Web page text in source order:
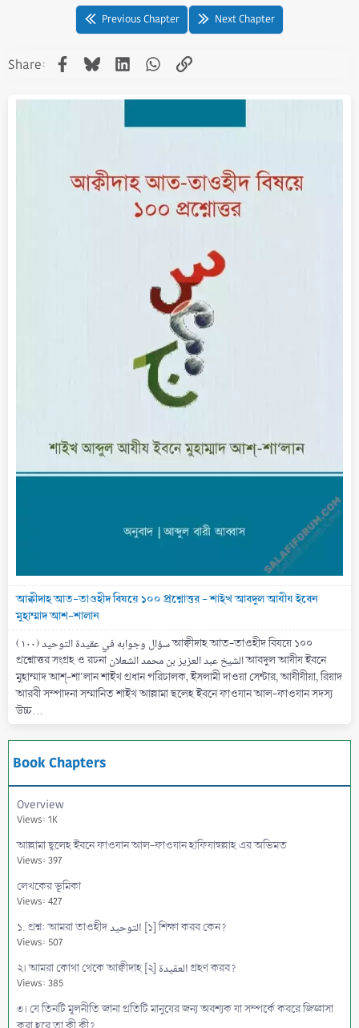
Previous Chapter Next Chapter
Share: Facebook
BlueskyLinkedInWhatsApp
Link
আক্বীদাহ আত-তাওহীদ বিষয়ে ১০০ প্রশ্নোত্তর - শাইখ আবদুল আযীয ইবেন
মুহাম্মাদ আশ-শালান
(۱۰۰) سؤال وجوابه في عقيدة التوحيد আক্বীদাহ আত-তাওহীদ বিষয়ে ১০০
প্রশ্নোত্তর সংগ্রহ ও রচনা الشيخ عبد العزيز بن محمد الشعلان আবদুল আযীয ইবনে
মুহাম্মাদ আশ্-শা'লান শাইখ প্রধান পরিচালক, ইসলামী দাওয়া সেন্টার, আযীযীয়া, রিয়াদ
আরবী সম্পাদনা সম্মানিত শাইখ আল্লামা ছলেহ ইবনে ফাওযান আল-ফাওযান সদস্য
উচ্চ...
Book Chapters
Overview
Views: 1K
আল্লামা ছ্বলেহ ইবনে ফাওযান আল-ফাওযান হাফিযাহুল্লাহ এর অভিমত
Views: 397
লেখকের ভূমিকা
Views: 427
১. প্রশ্ন: আমরা তাওহীদ التوحيد [১] শিক্ষা করব কেন?
Views: 507
২। আমরা কোথা থেকে আক্বীদাহ [২] العقيدة গ্রহণ করব?
Views: 385
৩। যে তিনটি মূলনীতি জানা প্রতিটি মানুষের জন্য অবশ্যক যা সম্পর্কে কবরে জিজ্ঞাসা